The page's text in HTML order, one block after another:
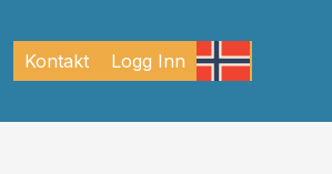
Kontakt Logg Inn